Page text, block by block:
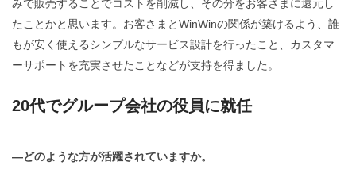
みで販売することでコストを削減し、その分をお客さまに還元し
たことかと思います。お客さまとWinWinの関係が築けるよう、誰
もが安く使えるシンプルなサービス設計を行ったこと、カスタマ
ーサポートを充実させたことなどが支持を得ました。
20代でグループ会社の役員に就任
―どのような方が活躍されていますか。